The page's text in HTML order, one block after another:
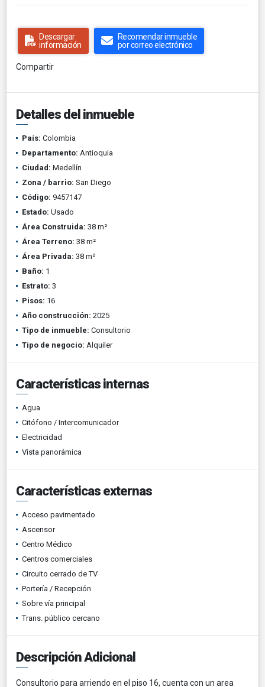
Descargar
información
Recomendar inmueble
por correo electrónico
Compartir
Detalles del inmueble
País: Colombia
Departamento: Antioquia
Ciudad: Medellín
Zona / barrio: San Diego
Código: 9457147
Estado: Usado
Área Construida: 38 m²
Área Terreno: 38 m²
Área Privada: 38 m²
Baño: 1
Estrato: 3
Pisos: 16
Año construcción: 2025
Tipo de inmueble: Consultorio
Tipo de negocio: Alquiler
Características internas
Agua
Citófono / Intercomunicador
Electricidad
Vista panorámica
Características externas
Acceso pavimentado
Ascensor
Centro Médico
Centros comerciales
Circuito cerrado de TV
Portería / Recepción
Sobre vía principal
Trans. público cercano
Descripción Adicional
Consultorio para arriendo en el piso 16, cuenta con un area